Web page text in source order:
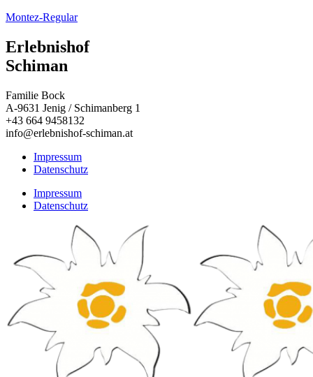
Montez-Regular
Erlebnishof
Schiman
Familie Bock
A-9631 Jenig / Schimanberg 1
+43 664 9458132
info@erlebnishof-schiman.at
Impressum
Datenschutz
Impressum
Datenschutz